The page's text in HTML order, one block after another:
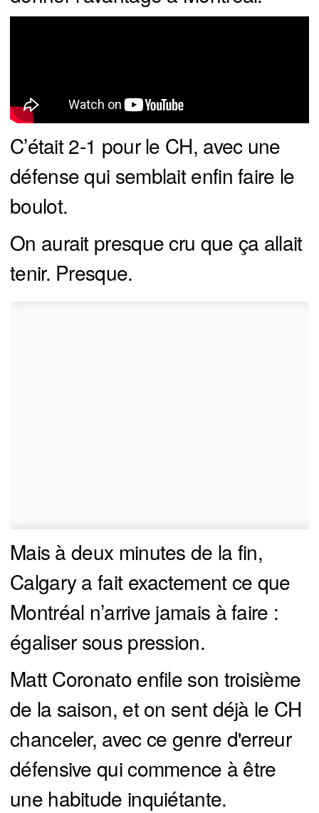
C’était 2-1 pour le CH, avec une
défense qui semblait enfin faire le
boulot.
On aurait presque cru que ça allait
tenir. Presque.
Mais à deux minutes de la fin,
Calgary a fait exactement ce que
Montréal n’arrive jamais à faire :
égaliser sous pression.
Matt Coronato enfile son troisième
de la saison, et on sent déjà le CH
chanceler, avec ce genre d'erreur
défensive qui commence à être
une habitude inquiétante.